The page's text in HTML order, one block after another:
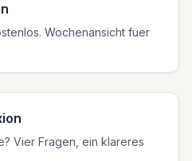
Wochenansicht fuer
Vier Fragen, ein klareres